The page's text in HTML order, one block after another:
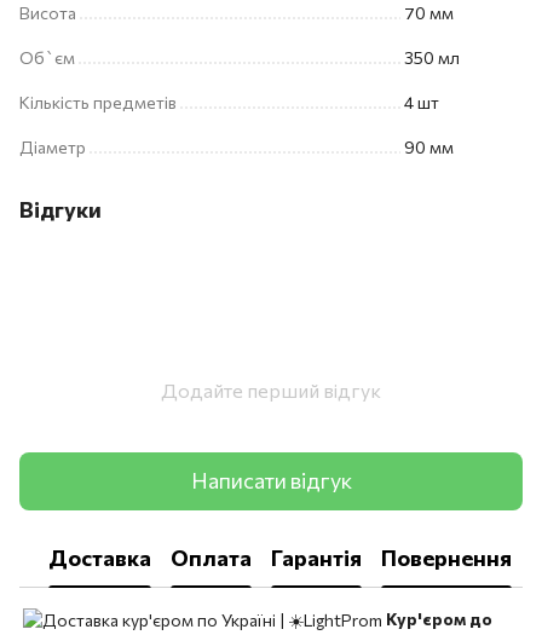
Висота 70 мм
Об`єм 350 мл
Кількість предметів 4 шт
Діаметр 90 мм
Відгуки
Додайте перший відгук
Написати відгук
Доставка Оплата Гарантія Повернення
Кур'єром до